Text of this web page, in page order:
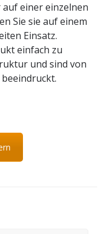
einer einzelnen
Sie sie auf einem
Einsatz.
einfach zu
und sind von